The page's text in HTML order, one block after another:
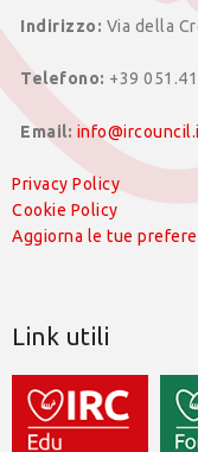
Indirizzo: Via della
Telefono: +39
Email:
Privacy Policy
Cookie Policy
Aggiorna le tue
Link utili